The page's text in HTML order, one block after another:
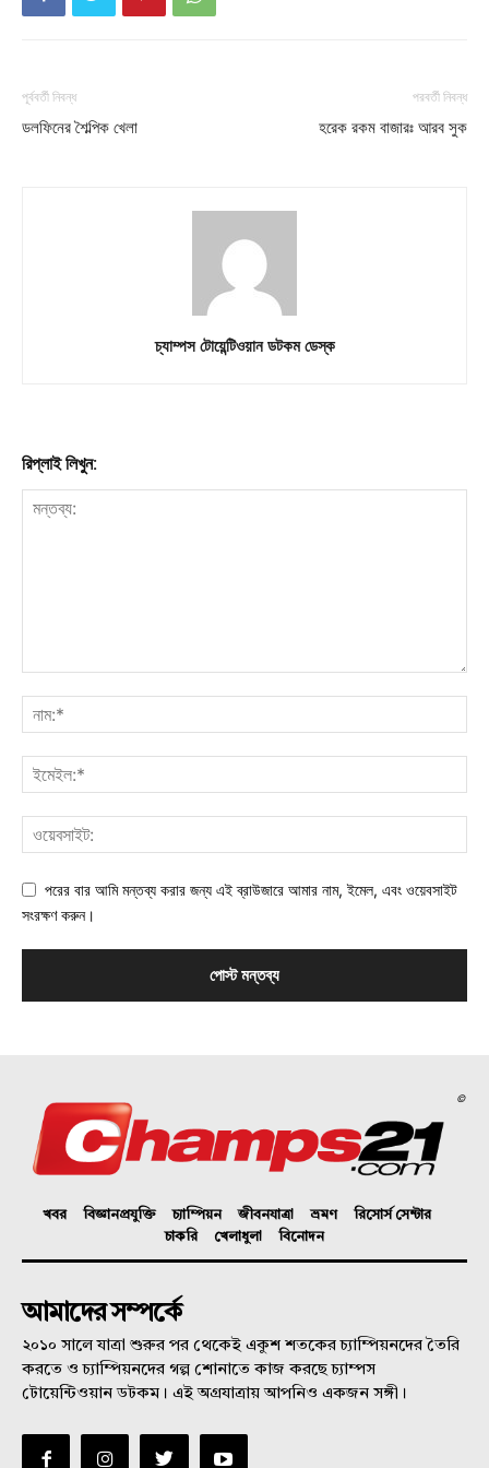
পূর্ববর্তী নিবন্ধ
ডলফিনের শৈল্পিক খেলা
পরবর্তী নিবন্ধ
হরেক রকম বাজারঃ আরব সুক
চ্যাম্পস টোয়েন্টিওয়ান ডটকম ডেস্ক
রিপ্লাই লিখুন:
পরের বার আমি মন্তব্য করার জন্য এই ব্রাউজারে আমার নাম, ইমেল, এবং ওয়েবসাইট
সংরক্ষণ করুন।
©
খবর বিজ্ঞানপ্রযুক্তি চ্যাম্পিয়ন জীবনযাত্রা ভ্রমণ
রিসোর্স সেন্টার
চাকরি
খেলাধুলা বিনোদন
আমাদের সম্পর্কে
২০১০ সালে যাত্রা শুরুর পর থেকেই একুশ শতকের চ্যাম্পিয়নদের তৈরি
করতে ও চ্যাম্পিয়নদের গল্প শোনাতে কাজ করছে চ্যাম্পস
টোয়েন্টিওয়ান ডটকম। এই অগ্রযাত্রায় আপনিও একজন সঙ্গী।